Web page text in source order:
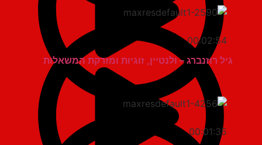
00:02:54
גיל רוזנברג – ולנטיין, זוגיות ומזרקת המשאלות
00:01:35